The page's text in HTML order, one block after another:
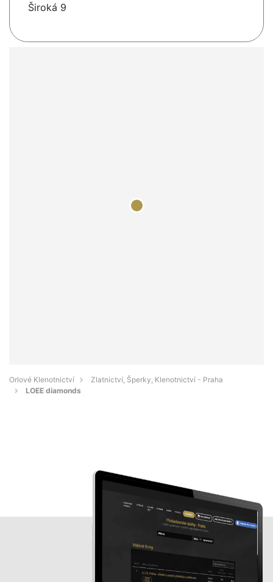
Široká 9
Orlové Klenotnictví
Zlatnictví, Šperky, Klenotnictví - Praha
LOEE diamonds